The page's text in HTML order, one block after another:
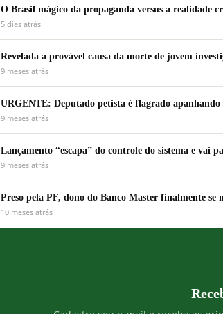
O Brasil mágico da propaganda versus a realidade
5 dias atrás
Revelada a provável causa da morte de jovem
9 meses atrás
URGENTE: Deputado petista é flagrado
9 meses atrás
Lançamento “escapa” do controle do sistema e vai
9 meses atrás
Preso pela PF, dono do Banco Master finalmente se
10 meses atrás